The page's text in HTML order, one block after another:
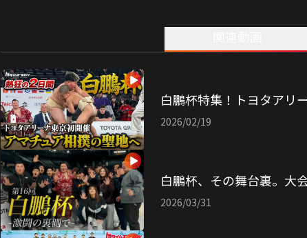
白鵬杯特集！トヨタアリ
2026/02/19
白鵬杯、その舞台裏。大
2026/03/31